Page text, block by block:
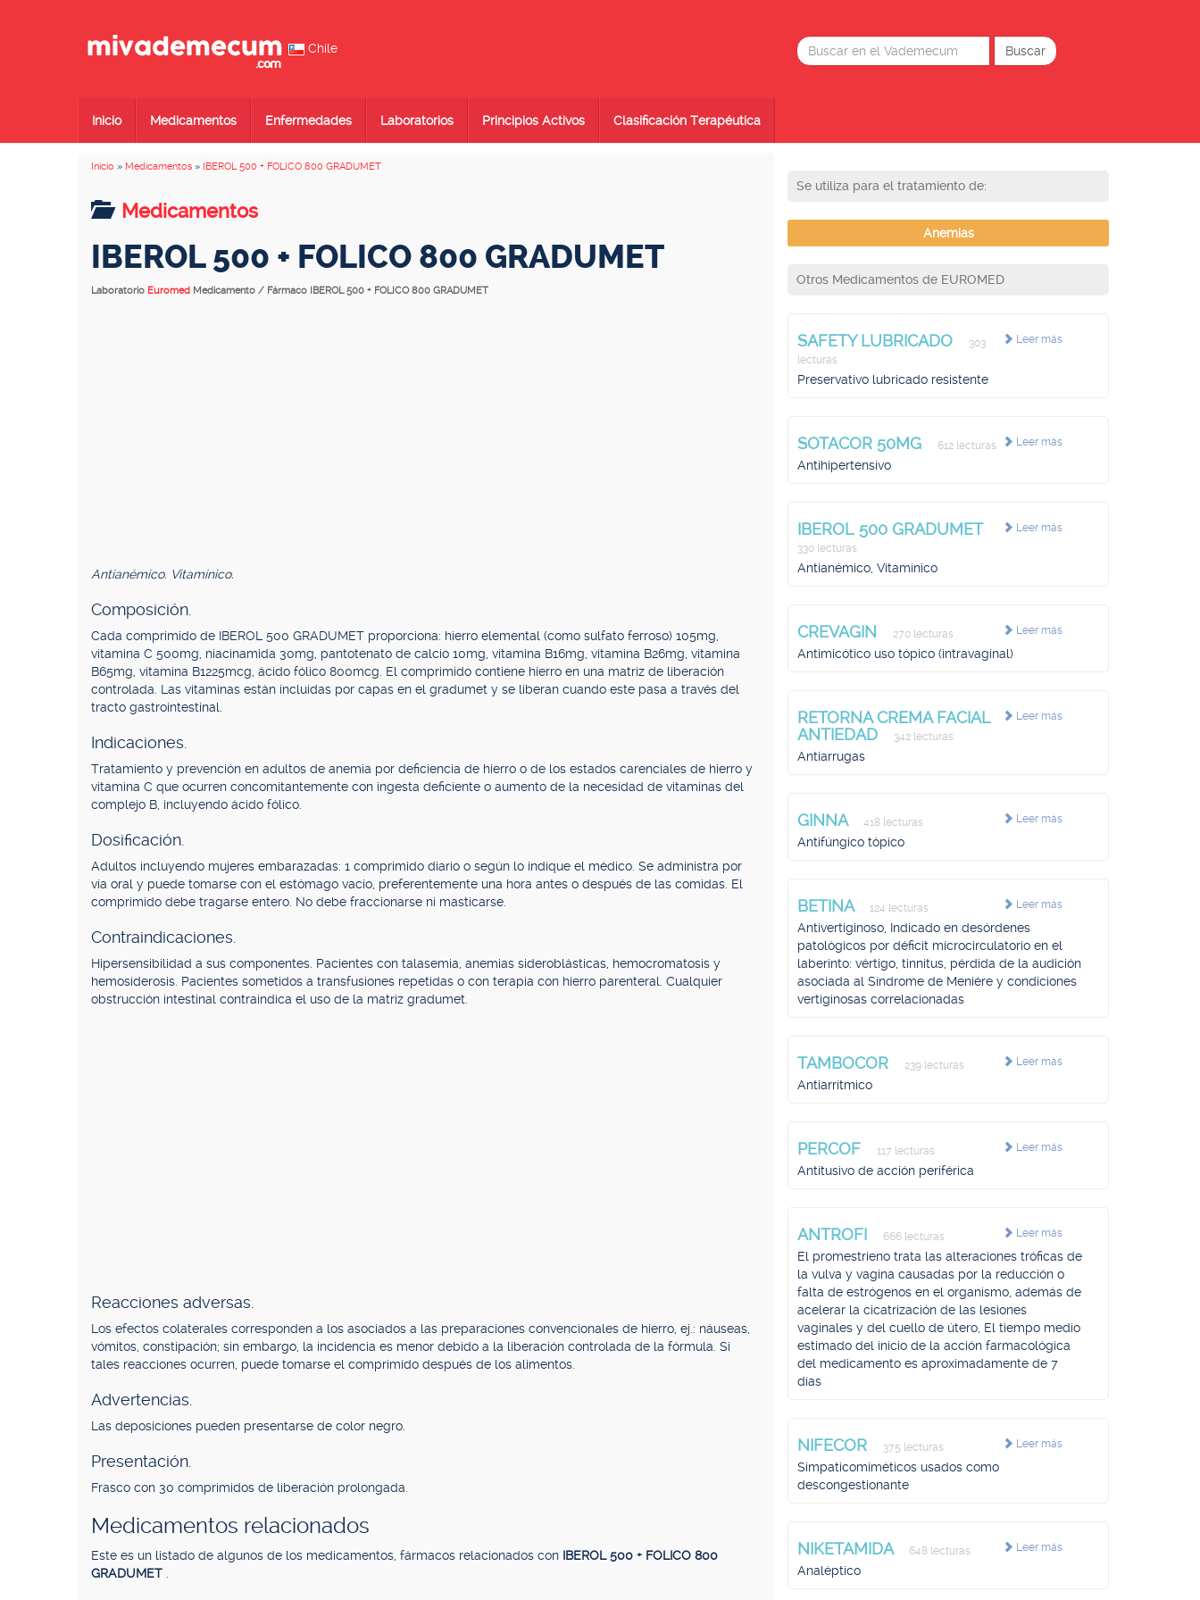
Chile
Inicio Medicamentos Enfermedades Laboratorios Principios Activos Clasificación Terapéutica
Inicio » Medicamentos » IBEROL 500 + FOLICO 800 GRADUMET
Medicamentos
IBEROL 500 + FOLICO 800 GRADUMET
Laboratorio Euromed Medicamento / Fármaco IBEROL 500 + FOLICO 800 GRADUMET
Antianémico. Vitamínico.
Composición.
Cada comprimido de IBEROL 500 GRADUMET proporciona: hierro elemental (como sulfato ferroso) 105mg,
vitamina C 500mg, niacinamida 30mg, pantotenato de calcio 10mg, vitamina B16mg, vitamina B26mg, vitamina
B65mg, vitamina B1225mcg, ácido fólico 800mcg. El comprimido contiene hierro en una matriz de liberación
controlada. Las vitaminas están incluidas por capas en el gradumet y se liberan cuando este pasa a través del
tracto gastrointestinal.
Indicaciones.
Tratamiento y prevención en adultos de anemia por deficiencia de hierro o de los estados carenciales de hierro y
vitamina C que ocurren concomitantemente con ingesta deficiente o aumento de la necesidad de vitaminas del
complejo B, incluyendo ácido fólico.
Dosificación.
Adultos incluyendo mujeres embarazadas: 1 comprimido diario o según lo indique el médico. Se administra por
vía oral y puede tomarse con el estómago vacío, preferentemente una hora antes o después de las comidas. El
comprimido debe tragarse entero. No debe fraccionarse ni masticarse.
Contraindicaciones.
Hipersensibilidad a sus componentes. Pacientes con talasemia, anemias sideroblásticas, hemocromatosis y
hemosiderosis. Pacientes sometidos a transfusiones repetidas o con terapia con hierro parenteral. Cualquier
obstrucción intestinal contraindica el uso de la matriz gradumet.
Reacciones adversas.
Los efectos colaterales corresponden a los asociados a las preparaciones convencionales de hierro, ej.: náuseas,
vómitos, constipación; sin embargo, la incidencia es menor debido a la liberación controlada de la fórmula. Si
tales reacciones ocurren, puede tomarse el comprimido después de los alimentos.
Advertencias.
Las deposiciones pueden presentarse de color negro.
Presentación.
Frasco con 30 comprimidos de liberación prolongada.
Medicamentos relacionados
Este es un listado de algunos de los medicamentos, fármacos relacionados con IBEROL 500 + FOLICO 800
GRADUMET
Se utiliza para el tratamiento de:
Anemias
Otros Medicamentos de EUROMED
Leer más
SAFETY LUBRICADO
303
lecturas
Preservativo lubricado resistente
Leer más
SOTACOR 50MG 612 lecturas
Antihipertensivo
Leer más
IBEROL 500 GRADUMET
330 lecturas
Antianémico, Vitamínico
Leer más
CREVAGIN 270 lecturas
Antimicótico uso tópico (intravaginal)
Leer más
RETORNA CREMA FACIAL
ANTIEDAD
342 lecturas
Antiarrugas
Leer más
GINNA 418 lecturas
Antifúngico tópico
Leer más
BETINA 124 lecturas
Antivertiginoso, Indicado en desórdenes
patológicos por déficit microcirculatorio en el
laberinto: vértigo, tinnitus, pérdida de la audición
asociada al Síndrome de Meniére y condiciones
vertiginosas correlacionadas
Leer más
TAMBOCOR 239 lecturas
Antiarrítmico
Leer más
PERCOF 117 lecturas
Antitusivo de acción periférica
Leer más
ANTROFI 666 lecturas
El promestrieno trata las alteraciones tróficas de
la vulva y vagina causadas por la reducción o
falta de estrógenos en el organismo, además de
acelerar la cicatrización de las lesiones
vaginales y del cuello de útero, El tiempo medio
estimado del inicio de la acción farmacológica
del medicamento es aproximadamente de 7
días
Leer más
NIFECOR 375 lecturas
Simpaticomiméticos usados como
descongestionante
Leer más
NIKETAMIDA 648 lecturas
Analéptico